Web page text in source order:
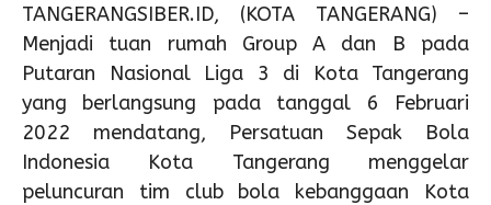
TANGERANGSIBER.ID, (KOTA TANGERANG) –
Menjadi tuan rumah Group A dan B pada
Putaran Nasional Liga 3 di Kota Tangerang
yang berlangsung pada tanggal 6 Februari
2022 mendatang, Persatuan Sepak Bola
Indonesia Kota Tangerang menggelar
peluncuran tim club bola kebanggaan Kota